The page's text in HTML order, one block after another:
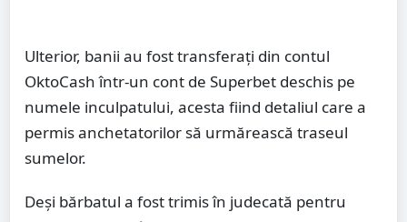
Ulterior, banii au fost transferați din contul
OktoCash într-un cont de Superbet deschis pe
numele inculpatului, acesta fiind detaliul care a
permis anchetatorilor să urmărească traseul
sumelor.
Deși bărbatul a fost trimis în judecată pentru